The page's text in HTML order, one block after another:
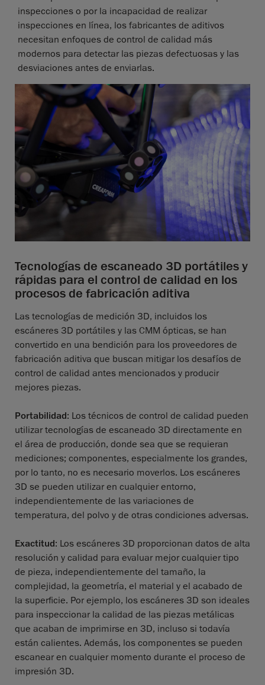
inspecciones o por la incapacidad de realizar
inspecciones en línea, los fabricantes de aditivos
necesitan enfoques de control de calidad más
modernos para detectar las piezas defectuosas y las
desviaciones antes de enviarlas.
Tecnologías de escaneado 3D portátiles y
rápidas para el control de calidad en los
procesos de fabricación aditiva
Las tecnologías de medición 3D, incluidos los
escáneres 3D portátiles y las CMM ópticas, se han
convertido en una bendición para los proveedores de
fabricación aditiva que buscan mitigar los desafíos de
control de calidad antes mencionados y producir
mejores piezas.
Portabilidad: Los técnicos de control de calidad pueden
utilizar tecnologías de escaneado 3D directamente en
el área de producción, donde sea que se requieran
mediciones; componentes, especialmente los grandes,
por lo tanto, no es necesario moverlos. Los escáneres
3D se pueden utilizar en cualquier entorno,
independientemente de las variaciones de
temperatura, del polvo y de otras condiciones adversas.
Exactitud: Los escáneres 3D proporcionan datos de alta
resolución y calidad para evaluar mejor cualquier tipo
de pieza, independientemente del tamaño, la
complejidad, la geometría, el material y el acabado de
la superficie. Por ejemplo, los escáneres 3D son ideales
para inspeccionar la calidad de las piezas metálicas
que acaban de imprimirse en 3D, incluso si todavía
están calientes. Además, los componentes se pueden
escanear en cualquier momento durante el proceso de
impresión 3D.